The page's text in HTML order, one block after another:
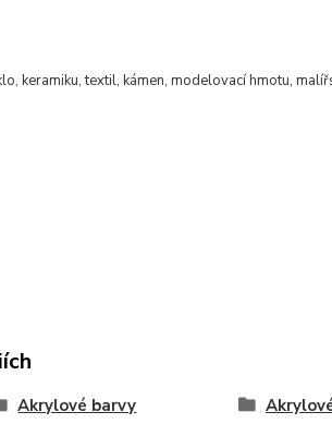
keramiku, textil, kámen, modelovací hmotu,
Akrylové barvy